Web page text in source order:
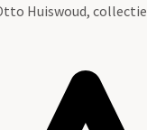
Huiswoud, collectie